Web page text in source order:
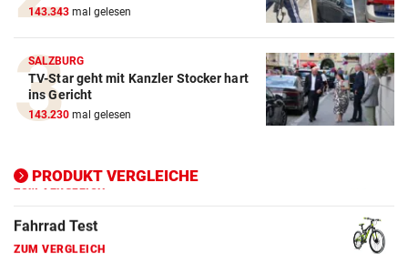
143.343 mal gelesen
SALZBURG
TV-Star geht mit Kanzler Stocker hart
ins Gericht
143.230 mal gelesen
PRODUKT VERGLEICHE
E-Bike Vergleich
ZUM VERGLEICH
Elektro-Scooter Vergleich
ZUM VERGLEICH
ZUM VERGLEICH
ZUM VERGLEICH